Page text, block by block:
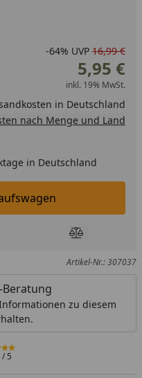
eingeben
um eins erhöhen
-64% UVP 16,99 €
5,95 €
inkl. 19% MwSt.
in Deutschland
nach Menge und Land
in Deutschland
Einkaufswagen legen
hinzufügenProdukt
Artikel-Nr.: 307037
Beratung
zu diesem
/ 5